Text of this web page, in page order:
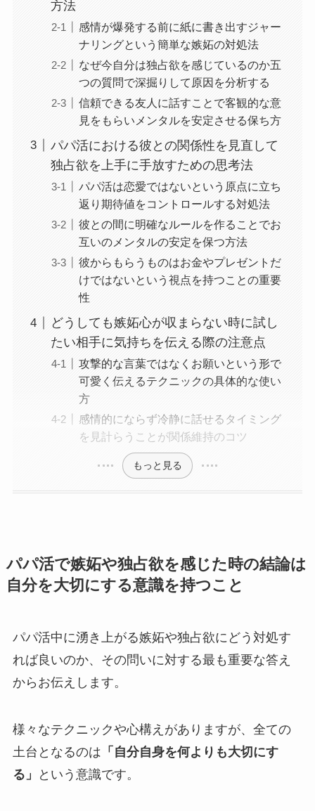
方法
感情が爆発する前に紙に書き出すジャー
ナリングという簡単な嫉妬の対処法
なぜ今自分は独占欲を感じているのか五
つの質問で深掘りして原因を分析する
信頼できる友人に話すことで客観的な意
見をもらいメンタルを安定させる保ち方
パパ活における彼との関係性を見直して
独占欲を上手に手放すための思考法
パパ活は恋愛ではないという原点に立ち
返り期待値をコントロールする対処法
彼との間に明確なルールを作ることでお
互いのメンタルの安定を保つ方法
彼からもらうものはお金やプレゼントだ
けではないという視点を持つことの重要
性
どうしても嫉妬心が収まらない時に試し
たい相手に気持ちを伝える際の注意点
攻撃的な言葉ではなくお願いという形で
可愛く伝えるテクニックの具体的な使い
方
感情的にならず冷静に話せるタイミング
を見計らうことが関係維持のコツ
もっと見る
パパ活で嫉妬や独占欲を感じた時の結論は
自分を大切にする意識を持つこと
パパ活中に湧き上がる嫉妬や独占欲にどう対処す
れば良いのか、その問いに対する最も重要な答え
からお伝えします。
様々なテクニックや心構えがありますが、全ての
土台となるのは 「自分自身を何よりも大切にす
る」
という意識です。